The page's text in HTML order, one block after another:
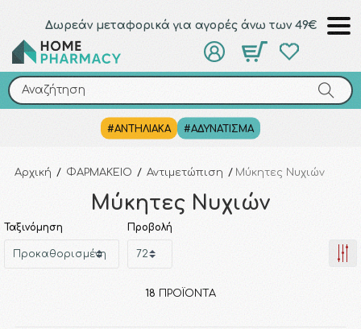
Δωρεάν μεταφορικά για αγορές άνω των 49€
Αναζήτηση
#ΑΝΤΗΛΙΑΚΑ #ΑΔΥΝΑΤΙΣΜΑ
Αναζήτηση
Αρχική / ΦΑΡΜΑΚΕΙΟ / Αντιμετώπιση / Μύκητες Νυχιών
Μύκητες Νυχιών
Ταξινόμηση Προβολή
18 ΠΡΟΪΌΝΤΑ